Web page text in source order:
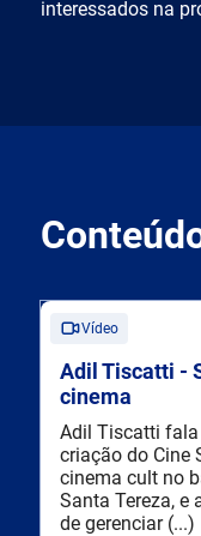
interessados na
Vídeo
Adil Tiscatti -
cinema
Adil Tiscatti fala
criação do Cine
cinema cult no
Santa Tereza, e
de gerenciar (...)